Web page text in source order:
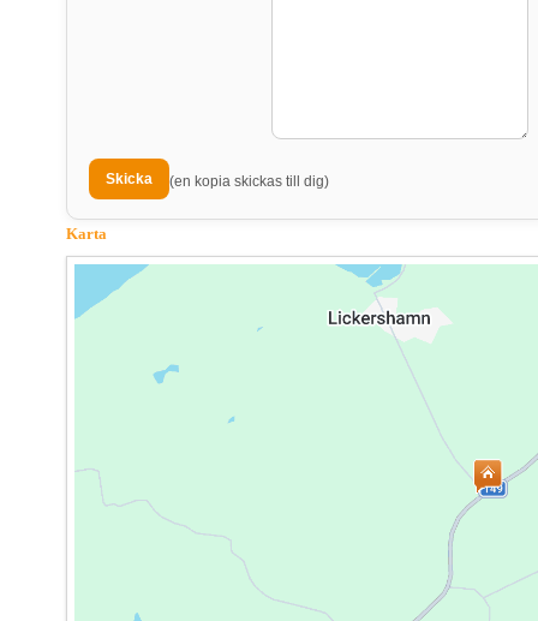
(en kopia skickas till dig)
Karta